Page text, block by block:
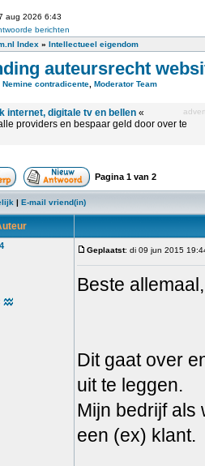
aug 2026 6:43
berichten
Index » Intellectueel eigendom
auteursrecht
Nemine contradicente Moderator Team
internet, digitale tv en bellen «
providers en bespaar geld door over te
Pagina 1 van 2
| E-mail vriend(in)
Geplaatst: di 09 jun 2015
Beste allemaal,
Dit gaat over
uit te leggen.
Mijn bedrijf als
een (ex) klant.